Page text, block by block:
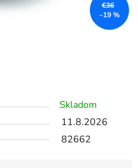
Skladom
11.8.2026
82662
€36
–19 %